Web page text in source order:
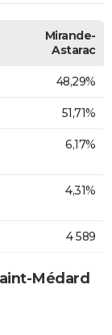
Mirande-
Astarac
48,29%
51,71%
6,17%
4,31%
4 589
Médard